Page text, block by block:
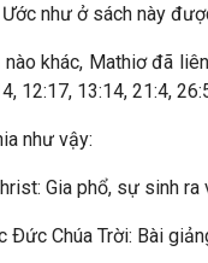
như ở sách này
nào khác, Mathiơ đã
12:17, 13:14, 21:4,
như vậy:
Gia phổ, sự sinh ra
Chúa Trời: Bài